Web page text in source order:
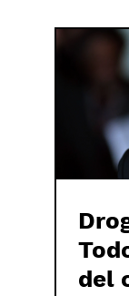
del